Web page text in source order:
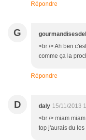
Répondre
G
<br /> Ah ben
comme ça la
Répondre
D daly 15/11/2013
<br /> miam
top j'aurais du